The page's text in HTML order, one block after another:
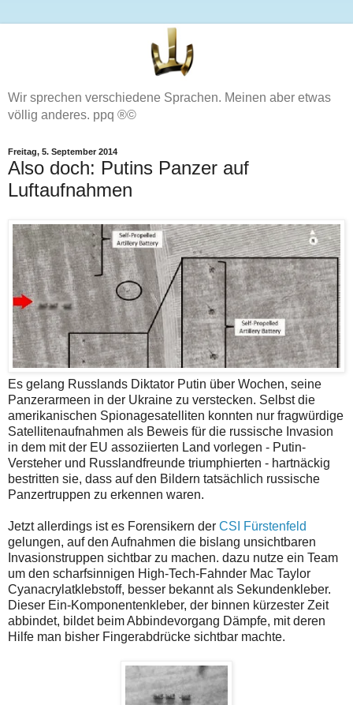
Wir sprechen verschiedene Sprachen. Meinen aber etwas
völlig anderes. ppq ®©
Freitag, 5. September 2014
Also doch: Putins Panzer auf
Luftaufnahmen
Es gelang Russlands Diktator Putin über Wochen, seine
Panzerarmeen in der Ukraine zu verstecken. Selbst die
amerikanischen Spionagesatelliten konnten nur fragwürdige
Satellitenaufnahmen als Beweis für die russische Invasion
in dem mit der EU assoziierten Land vorlegen - Putin-
Versteher und Russlandfreunde triumphierten - hartnäckig
bestritten sie, dass auf den Bildern tatsächlich russische
Panzertruppen zu erkennen waren.
Jetzt allerdings ist es Forensikern der CSI Fürstenfeld
gelungen, auf den Aufnahmen die bislang unsichtbaren
Invasionstruppen sichtbar zu machen. dazu nutze ein Team
um den scharfsinnigen High-Tech-Fahnder Mac Taylor
Cyanacrylatklebstoff, besser bekannt als Sekundenkleber.
Dieser Ein-Komponentenkleber, der binnen kürzester Zeit
abbindet, bildet beim Abbindevorgang Dämpfe, mit deren
Hilfe man bisher Fingerabdrücke sichtbar machte.